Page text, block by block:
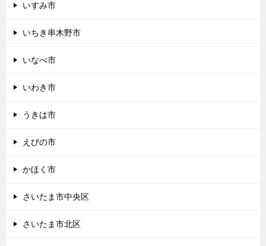
いすみ市
いちき串木野市
いなべ市
いわき市
うきは市
えびの市
かほく市
さいたま市中央区
さいたま市北区